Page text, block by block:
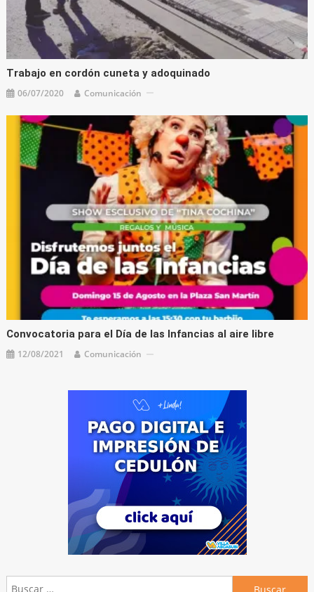
Trabajo en cordón cuneta y adoquinado
06/07/2020 Comunicación
Convocatoria para el Día de las Infancias al aire libre
12/08/2021 Comunicación
Buscar: